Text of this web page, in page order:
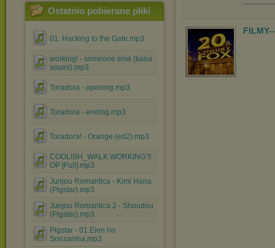
Ostatnio pobierane pliki
01. Hacking to the Gate.mp3
working! - someone else (kana
asumi).mp3
Toradora - opening.mp3
Toradora - ending.mp3
Toradora! - Orange (ed2).mp3
COOLISH_WALK WORKING’!!
OP [Full].mp3
Junjou Romantica - Kimi Hana
(Pigstar).mp3
Junjou Romantica 2 - Shoudou
(Pigstar).mp3
Pigstar - 01.Eien no
Sonzaisha.mp3